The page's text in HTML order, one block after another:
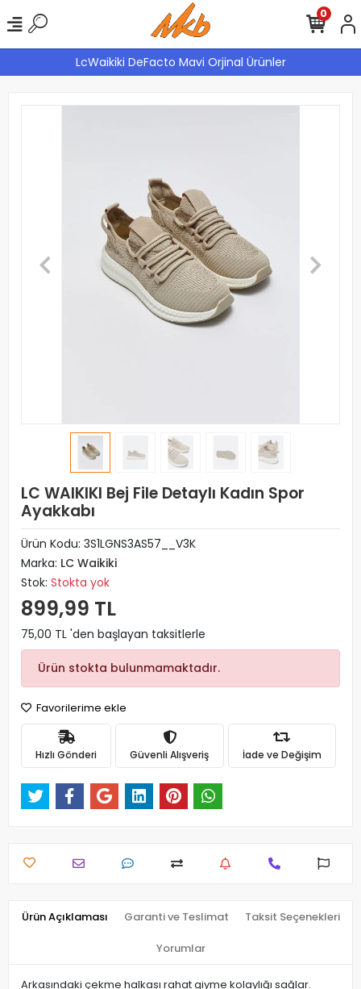
LcWaikiki DeFacto Mavi Orjinal Ürünler
0
LC WAIKIKI Bej File Detaylı Kadın Spor
Ayakkabı
Ürün Kodu: 3S1LGNS3AS57__V3K
Marka: LC Waikiki
Stok: Stokta yok
899,99 TL
75,00 TL 'den başlayan taksitlerle
Ürün stokta bulunmamaktadır.
Favorilerime ekle
Hızlı Gönderi Güvenli Alışveriş İade ve Değişim
Ürün Açıklaması Garanti ve Teslimat Taksit Seçenekleri
Yorumlar
Arkasındaki çekme halkası rahat giyme kolaylığı sağlar.